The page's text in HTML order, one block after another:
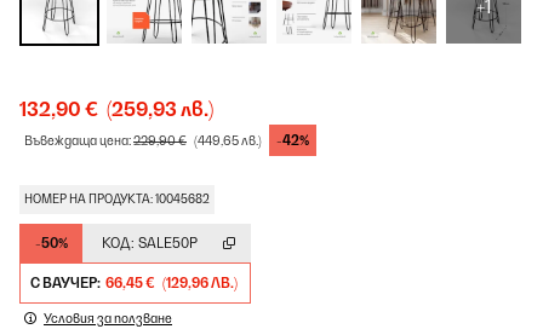
+1
132,90 € (259,93 лв.)
Въвеждаща цена:229,90 € (449,65 лв.) -42%
НОМЕР НА ПРОДУКТА: 10045682
-50% КОД: SALE50P
С ВАУЧЕР: 66,45 € (129,96 ЛВ.)
Условия за ползване